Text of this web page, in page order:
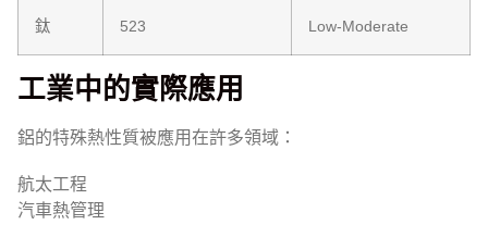
鈦 523 Low-Moderate
工業中的實際應用
鋁的特殊熱性質被應用在許多領域：
航太工程
汽車熱管理